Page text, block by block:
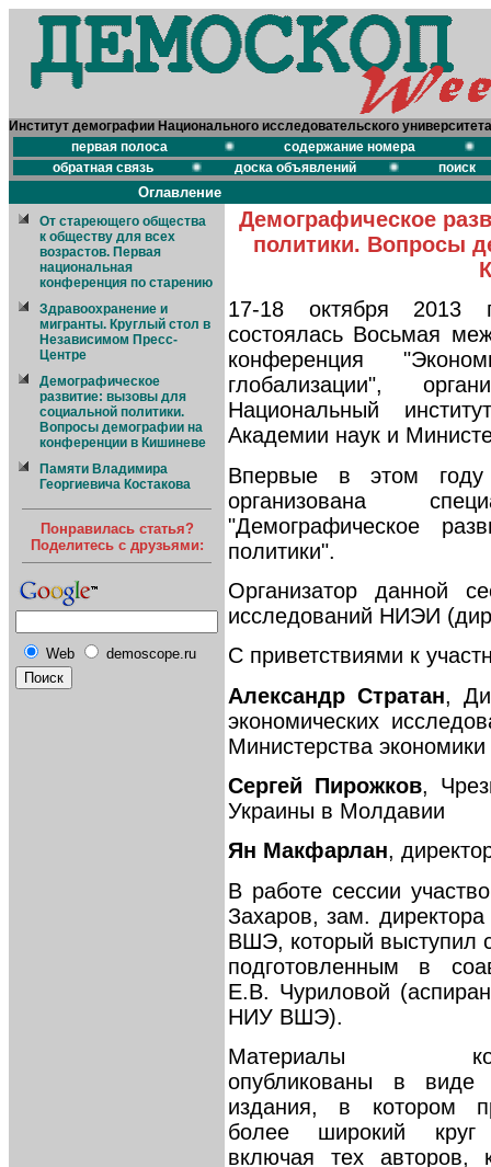
Институт демографии Национального исследовательского
первая полоса
содержание номера
обратная связь
доска объявлений поиск
Оглавление
От стареющего общества
к обществу для всех
возрастов. Первая
национальная
конференция по старению
Здравоохранение и
мигранты. Круглый стол в
Независимом Пресс-
Центре
Демографическое
развитие: вызовы для
социальной политики.
Вопросы демографии на
конференции в Кишиневе
Памяти Владимира
Георгиевича Костакова
Понравилась статья?
Поделитесь с друзьями:
Web demoscope.ru
Демографическое
политики. Вопросы
17-18 октября 2013
состоялась Восьмая
конференция
глобализации",
Национальный
Академии наук и
Впервые в этом
организована
"Демографическое
политики".
Организатор данной
исследований НИЭИ
С приветствиями к
Александр Стратан,
экономических
Министерства
Сергей Пирожков,
Украины в Молдавии
Ян Макфарлан,
В работе сессии
Захаров, зам.
ВШЭ, который выступил
подготовленным в
Е.В. Чуриловой
НИУ ВШЭ).
Материалы
опубликованы в виде
издания, в котором
более широкий круг
включая тех авторов,